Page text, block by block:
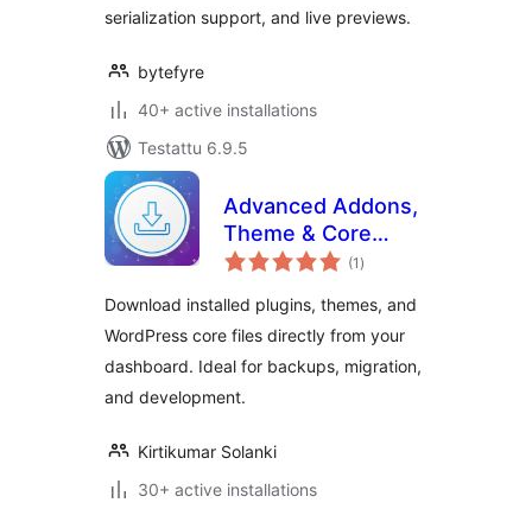
serialization support, and live previews.
bytefyre
40+ active installations
Testattu 6.9.5
Advanced Addons,
Theme & Core
Exporter
(1 arvosanat
yhteensä
)
Download installed plugins, themes, and
WordPress core files directly from your
dashboard. Ideal for backups, migration,
and development.
Kirtikumar Solanki
30+ active installations